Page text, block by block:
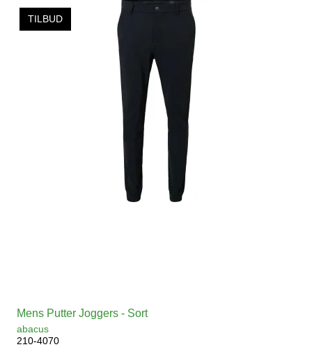
TILBUD
Mens Putter Joggers - Sort
abacus
210-4070